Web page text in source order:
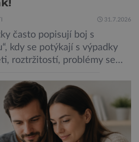
31.7.2026
často popisují boj s
kdy se potýkají s výpadky
roztržitostí, problémy se
dobu připisovány
a stresu při péči o
se však ukazuje, že za tím
vyvolané těhotenstvím!
mlha, v angličtině […]